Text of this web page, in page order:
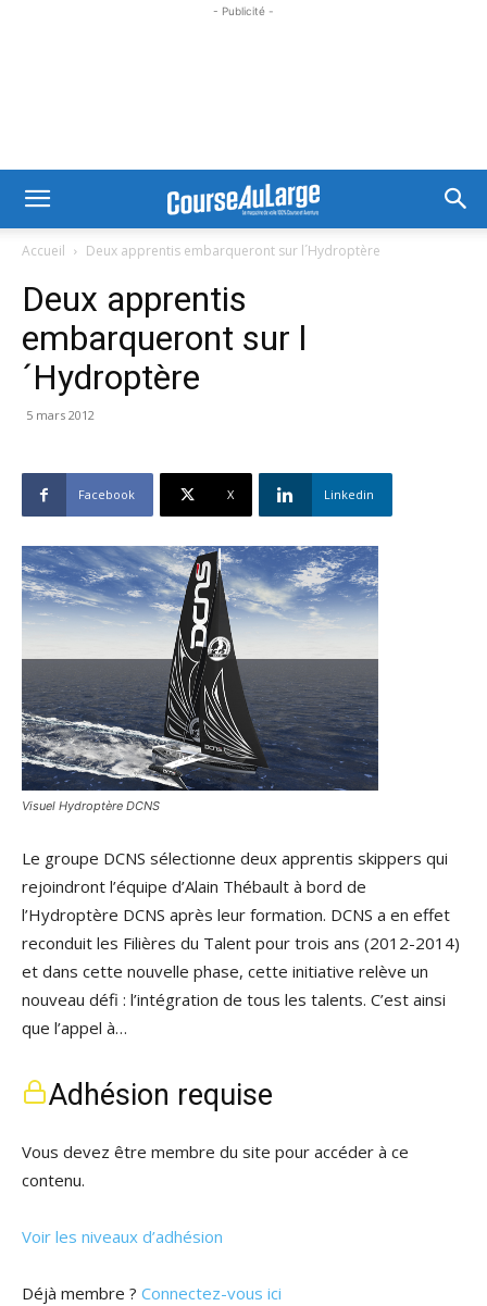
- Publicité -
Accueil Deux apprentis embarqueront sur l´Hydroptère
Deux apprentis
embarqueront sur l
´Hydroptère
5 mars 2012
Facebook X Linkedin
Visuel Hydroptère DCNS
Le groupe DCNS sélectionne deux apprentis skippers qui
rejoindront l’équipe d’Alain Thébault à bord de
l’Hydroptère DCNS après leur formation. DCNS a en effet
reconduit les Filières du Talent pour trois ans (2012-2014)
et dans cette nouvelle phase, cette initiative relève un
nouveau défi : l’intégration de tous les talents. C’est ainsi
que l’appel à…
Adhésion requise
Vous devez être membre du site pour accéder à ce
contenu.
Voir les niveaux d’adhésion
Déjà membre ? Connectez-vous ici